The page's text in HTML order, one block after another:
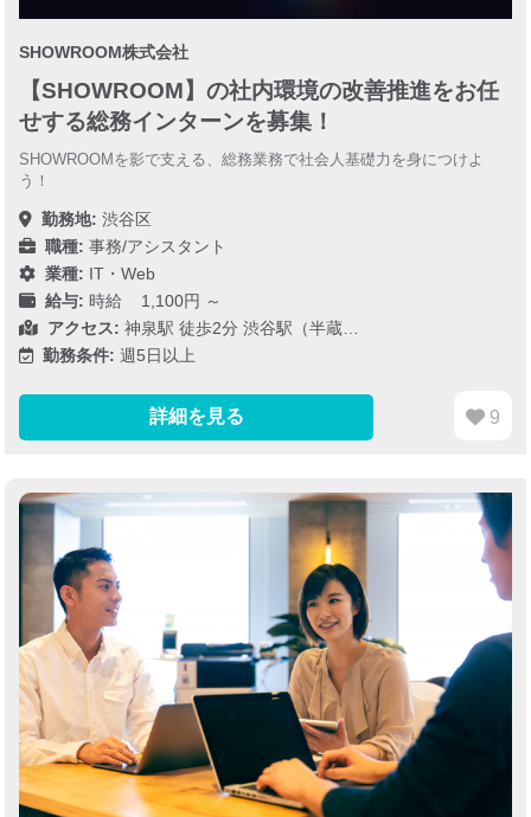
SHOWROOM株式会社
【SHOWROOM】の社内環境の改善推進をお任
せする総務インターンを募集！
SHOWROOMを影で支える、総務業務で社会人基礎力を身につけよ
う！
勤務地: 渋谷区
職種: 事務/アシスタント
業種: IT・Web
給与: 時給 1,100円 ～
アクセス: 神泉駅 徒歩2分 渋谷駅（半蔵…
勤務条件: 週5日以上
詳細を見る 9